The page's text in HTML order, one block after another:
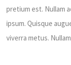
pretium est. Nullam
ipsum. Quisque
viverra metus.